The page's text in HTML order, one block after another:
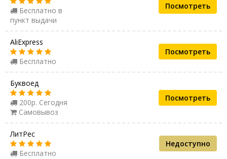
Бесплатно в
пункт выдачи
Посмотреть
AliExpress
Бесплатно
Посмотреть
Буквоед
200р. Сегодня
Самовывоз
Посмотреть
ЛитРес
Бесплатно
Недоступно